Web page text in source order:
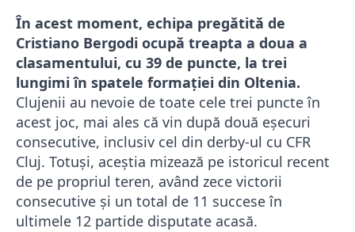
În acest moment, echipa pregătită de
Cristiano Bergodi ocupă treapta a doua a
clasamentului, cu 39 de puncte, la trei
lungimi în spatele formației din Oltenia.
Clujenii au nevoie de toate cele trei puncte în
acest joc, mai ales că vin după două eșecuri
consecutive, inclusiv cel din derby-ul cu CFR
Cluj. Totuși, aceștia mizează pe istoricul recent
de pe propriul teren, având zece victorii
consecutive și un total de 11 succese în
ultimele 12 partide disputate acasă.